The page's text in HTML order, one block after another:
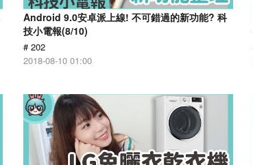
Android 9.0安卓派上線! 不可錯過的新功能? 科
技小電報(8/10)
# 202
2018-08-10 01:00